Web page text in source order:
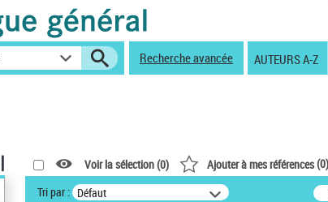
Recherche avancée AUTEURS A-Z
Voir la sélection (0) Ajouter à mes références(0)
Tri par : Défaut